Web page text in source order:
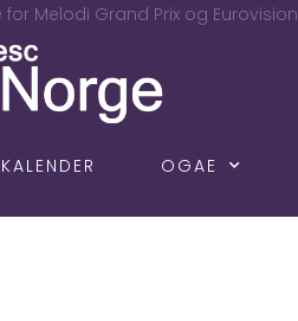
Melodi Grand Prix og Eurovision
KALENDER OGAE